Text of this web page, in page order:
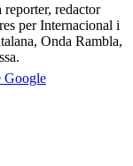
reporter, redactor
per Internacional i
, Onda Rambla,
.
Google